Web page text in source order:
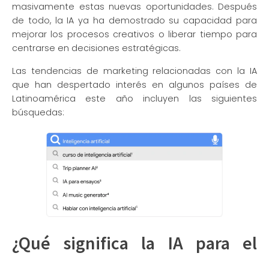
masivamente estas nuevas oportunidades. Después
de todo, la IA ya ha demostrado su capacidad para
mejorar los procesos creativos o liberar tiempo para
centrarse en decisiones estratégicas.
Las tendencias de marketing relacionadas con la IA
que han despertado interés en algunos países de
Latinoamérica este año incluyen las siguientes
búsquedas:
¿Qué significa la IA para el